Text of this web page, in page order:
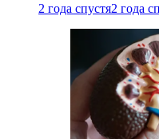
2 года спустя2 года